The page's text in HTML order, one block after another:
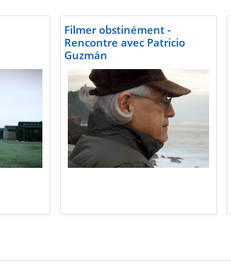
Filmer obstinément -
Rencontre avec Patricio
Guzmán